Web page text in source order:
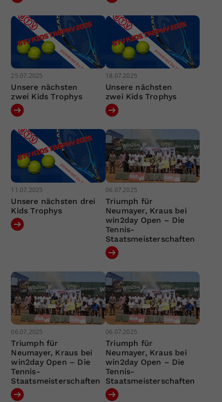
25.07.2025
Unsere nächsten
zwei Kids Trophys
18.07.2025
Unsere nächsten
zwei Kids Trophys
11.07.2025
Unsere nächsten drei
Kids Trophys
06.07.2025
Triumph für
Neumayer, Kraus bei
win2day Open – Die
Tennis-
Staatsmeisterschaften
06.07.2025
Triumph für
Neumayer, Kraus bei
win2day Open – Die
Tennis-
Staatsmeisterschaften
06.07.2025
Triumph für
Neumayer, Kraus bei
win2day Open – Die
Tennis-
Staatsmeisterschaften